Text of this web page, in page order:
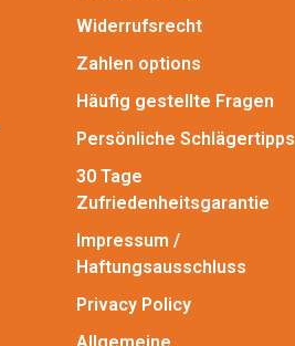
Widerrufsrecht
Zahlen options
Häufig gestellte Fragen
Persönliche Schlägertipps
30 Tage
Zufriedenheitsgarantie
Impressum /
Haftungsausschluss
Privacy Policy